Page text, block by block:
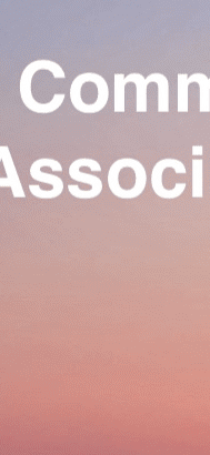
affichées
sociaux